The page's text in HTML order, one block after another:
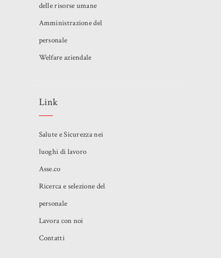
delle risorse umane
Amministrazione del
personale
Welfare aziendale
Link
Salute e Sicurezza nei
luoghi di lavoro
Asse.co
Ricerca e selezione del
personale
Lavora con noi
Contatti